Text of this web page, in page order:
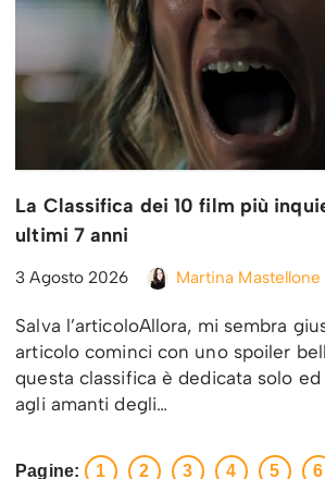
La Classifica dei 10 film più
ultimi 7 anni
3 Agosto 2026 Martina Mastellone
Salva l’articoloAllora, mi sembra
articolo cominci con uno spoiler
questa classifica è dedicata solo
agli amanti degli…
Pagine: 1 2 3 4 5 6